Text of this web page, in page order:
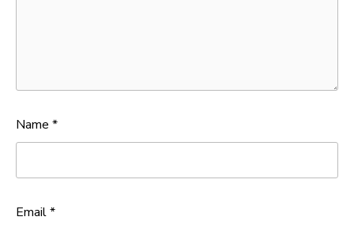
Name *
Email*